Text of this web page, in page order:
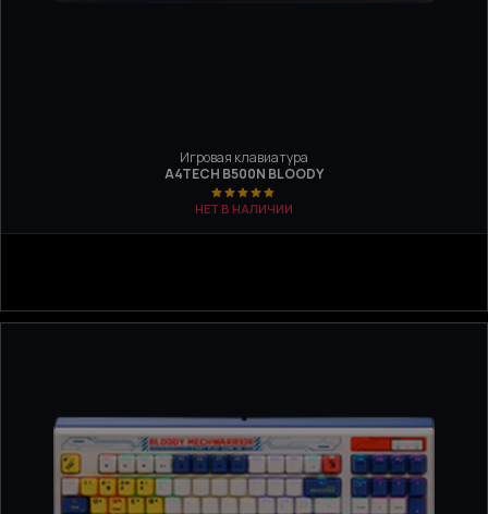
Игровая клавиатура
A4TECH B500N BLOODY
НЕТ В НАЛИЧИИ